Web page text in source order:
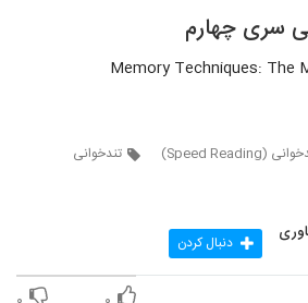
027027 - تندخوانی سری چهارم
027028 - تندخوانی سری چهارم
027029 - تندخوانی سری چهارم
Memory Techniques: The
تندخوانی
دنبال کردن